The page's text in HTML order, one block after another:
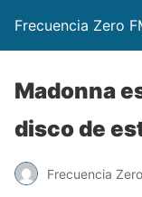
Frecuencia Zero
Madonna
disco de
Frecuencia